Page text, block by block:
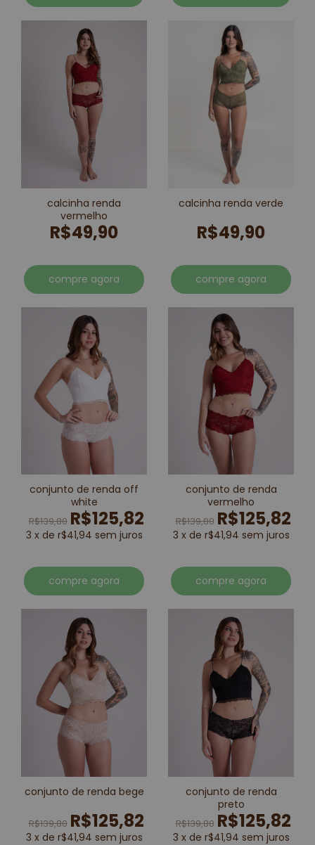
calcinha renda
vermelho
R$49,90
compre agora
calcinha renda verde
R$49,90
compre agora
conjunto de renda off
white
R$139,80 R$125,82
3 x de r$41,94 sem juros
compre agora
conjunto de renda
vermelho
R$139,80 R$125,82
3 x de r$41,94 sem juros
compre agora
conjunto de renda bege
R$139,80 R$125,82
3 x de r$41,94 sem juros
conjunto de renda
preto
R$139,80 R$125,82
3 x de r$41,94 sem juros